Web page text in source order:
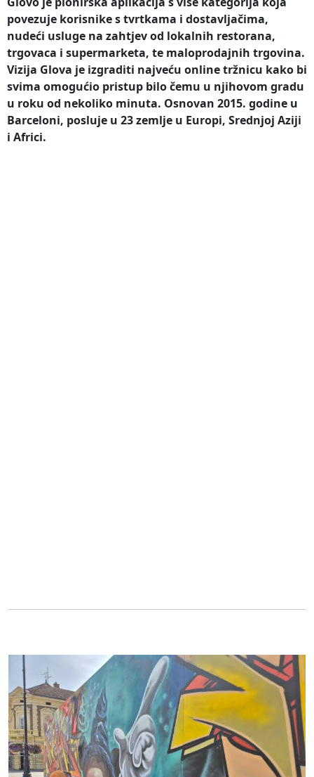
povezuje korisnike s tvrtkama i dostavljačima,
nudeći usluge na zahtjev od lokalnih restorana,
trgovaca i supermarketa, te maloprodajnih trgovina.
Vizija Glova je izgraditi najveću online tržnicu kako bi
svima omogućio pristup bilo čemu u njihovom gradu
u roku od nekoliko minuta. Osnovan 2015. godine u
Barceloni, posluje u 23 zemlje u Europi, Srednjoj Aziji
i Africi.